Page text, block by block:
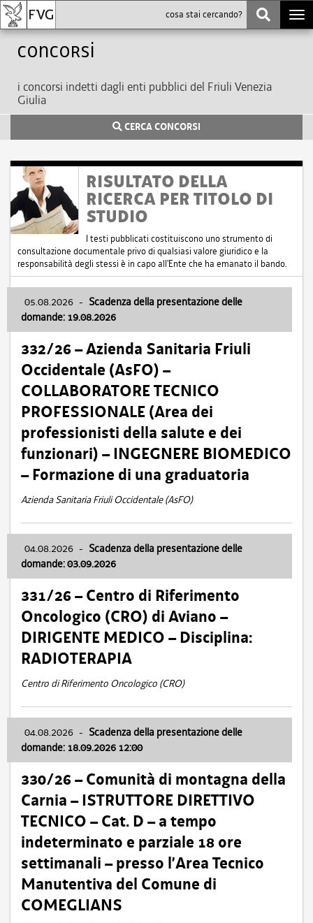
Concorsi
i concorsi indetti dagli enti pubblici del Friuli Venezia
Giulia
CERCA CONCORSI
RISULTATO DELLA
RICERCA PER TITOLO DI
STUDIO
I testi pubblicati costituiscono uno strumento di
consultazione documentale privo di qualsiasi valore giuridico e la
responsabilità degli stessi è in capo all'Ente che ha emanato il bando.
05.08.2026 - Scadenza della presentazione delle
domande: 19.08.2026
332/26 – Azienda Sanitaria Friuli
Occidentale (AsFO) –
COLLABORATORE TECNICO
PROFESSIONALE (Area dei
professionisti della salute e dei
funzionari) – INGEGNERE BIOMEDICO
– Formazione di una graduatoria
Azienda Sanitaria Friuli Occidentale (AsFO)
04.08.2026 - Scadenza della presentazione delle
domande: 03.09.2026
331/26 – Centro di Riferimento
Oncologico (CRO) di Aviano –
DIRIGENTE MEDICO – Disciplina:
RADIOTERAPIA
Centro di Riferimento Oncologico (CRO)
04.08.2026 - Scadenza della presentazione delle
domande: 18.09.2026 12:00
330/26 – Comunità di montagna della
Carnia – ISTRUTTORE DIRETTIVO
TECNICO – Cat. D – a tempo
indeterminato e parziale 18 ore
settimanali – presso l’Area Tecnico
Manutentiva del Comune di
COMEGLIANS